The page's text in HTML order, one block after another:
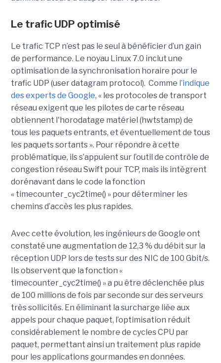
Le trafic UDP optimisé
Le trafic TCP n’est pas le seul à bénéficier d’un gain
de performance. Le noyau Linux 7.0 inclut une
optimisation de la synchronisation horaire pour le
trafic UDP (user datagram protocol). Comme l’indique
des experts de Google, « les protocoles de transport
réseau exigent que les pilotes de carte réseau
obtiennent l'horodatage matériel (hwtstamp) de
tous les paquets entrants, et éventuellement de tous
les paquets sortants ». Pour répondre à cette
problématique, ils s’appuient sur l’outil de contrôle de
congestion réseau Swift pour TCP, mais ils intègrent
dorénavant dans le code la fonction
« timecounter_cyc2time() » pour déterminer les
chemins d’accès les plus rapides.
Avec cette évolution, les ingénieurs de Google ont
constaté une augmentation de 12,3 % du débit sur la
réception UDP lors de tests sur des NIC de 100 Gbit/s.
Ils observent que la fonction «
timecounter_cyc2time() » a pu être déclenchée plus
de 100 millions de fois par seconde sur des serveurs
très sollicités. En éliminant la surcharge liée aux
appels pour chaque paquet, l’optimisation réduit
considérablement le nombre de cycles CPU par
paquet, permettant ainsi un traitement plus rapide
pour les applications gourmandes en données.